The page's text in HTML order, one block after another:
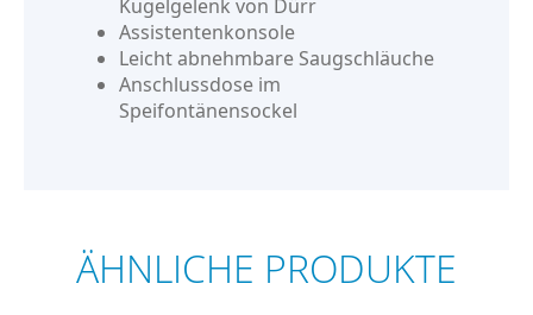
Kugelgelenk von Dürr
Assistentenkonsole
Leicht abnehmbare Saugschläuche
Anschlussdose im
Speifontänensockel
ÄHNLICHE PRODUKTE